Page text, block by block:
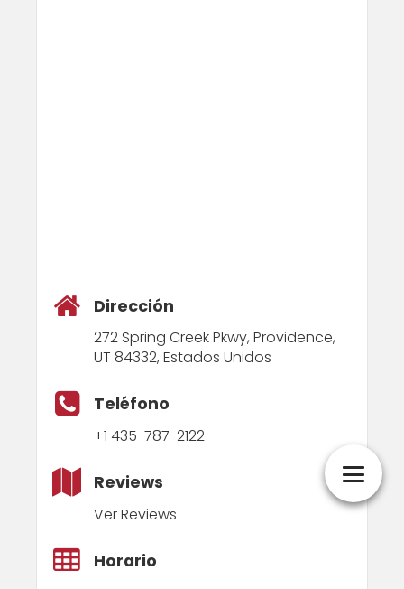
Dirección
272 Spring Creek Pkwy, Providence,
UT 84332, Estados Unidos
Teléfono
+1 435-787-2122
Reviews
Ver Reviews
Horario